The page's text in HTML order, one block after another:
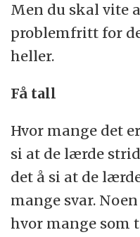
(Kilde: TNS
Aust-Agder, Vest-
Finnmark har
(Kilde:
Men du skal vite
problemfritt for
heller.
Få tall
Hvor mange det
si at de lærde
det å si at de
mange svar.
hvor mange som